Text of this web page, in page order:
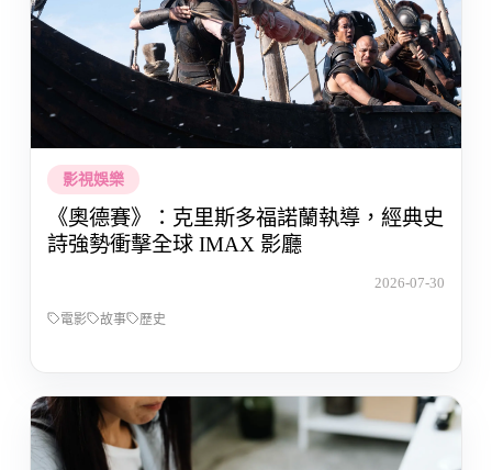
影視娛樂
《奧德賽》：克里斯多福諾蘭執導，經典史
詩強勢衝擊全球 IMAX 影廳
2026-07-30
電影 故事 歷史